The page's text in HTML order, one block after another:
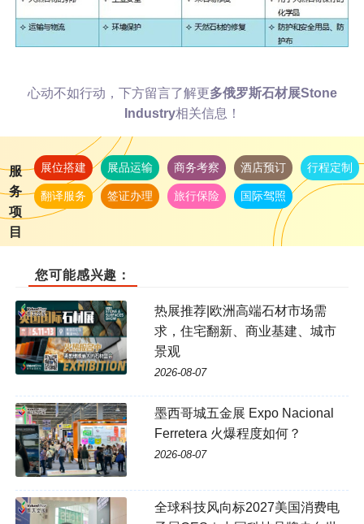
心动不如行动，下方留言了解更多俄罗斯石材展Stone
Industry相关信息！
服
务
项
目
展位搭建 展品运输 商务考察 酒店预订 行程定制
翻译服务 签证办理 旅行保险 国际驾照
您可能感兴趣：
热展推荐|欧洲高端石材市场需
求，住宅翻新、商业基建、城市
景观
2026-08-07
墨西哥城五金展 Expo Nacional
Ferretera 火爆程度如何？
2026-08-07
全球科技风向标2027美国消费电